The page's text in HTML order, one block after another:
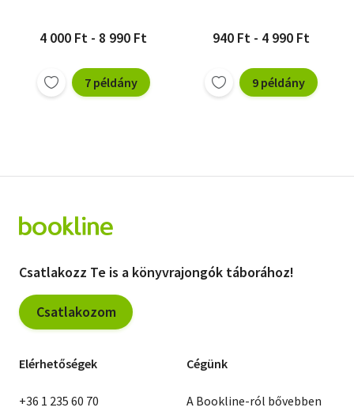
4 000 Ft - 8 990 Ft
7 példány
940 Ft - 4 990 Ft
9 példány
Csatlakozz Te is a könyvrajongók táborához!
Csatlakozom
Elérhetőségek
+36 1 235 60 70
Cégünk
A Bookline-ról bővebben